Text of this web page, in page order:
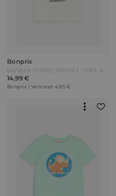
Bonprix
bonprix Smiley World T-Shirt aus reiner Baumwolle in Loose Fit Weiß
14,99 €
Bonprix | Versand: 4,95 €